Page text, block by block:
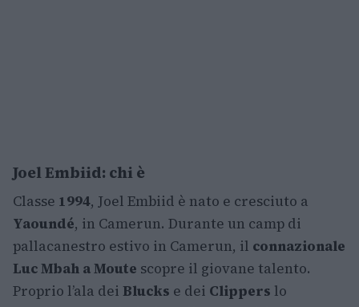
Joel Embiid: chi è
Classe 1994, Joel Embiid è nato e cresciuto a
Yaoundé, in Camerun. Durante un camp di
pallacanestro estivo in Camerun, il connazionale
Luc Mbah a Moute scopre il giovane talento.
Proprio l’ala dei Blucks e dei Clippers lo